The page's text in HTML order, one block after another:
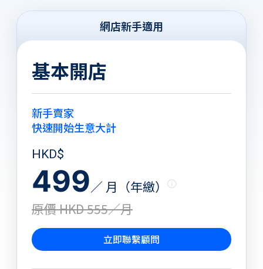
網店新手適用
基本開店
新手賣家
快速開始生意大計
HKD$
499／ 月（年繳）
原價 HKD 555／月
立即聯繫顧問